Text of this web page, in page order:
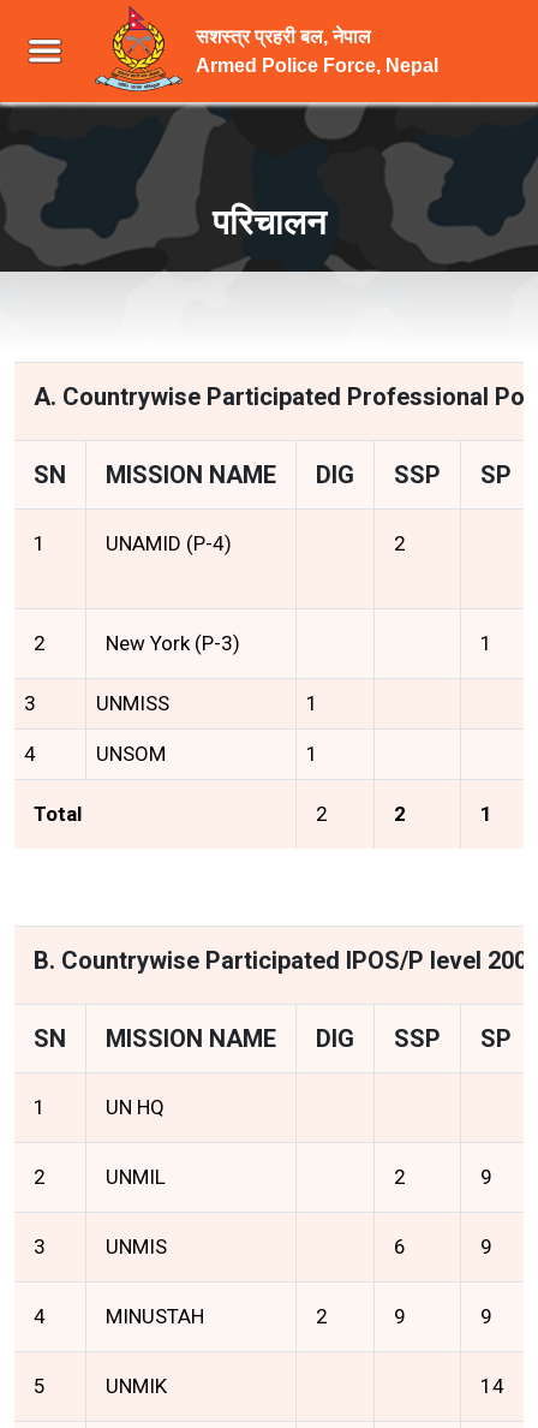
सशस्त्र प्रहरी बल, नेपाल
Armed Police Force, Nepal
परिचालन
A. Countrywise Participated Professional
SN MISSION NAME DIG SSP SP
1 UNAMID (P-4) 2
2 New York (P-3) 1
3 UNMISS 1
4 UNSOM 1
Total 2 2 1
B. Countrywise Participated IPOS/P level
SN MISSION NAME DIG SSP SP
1 UN HQ
2 UNMIL 2 9
3 UNMIS 6 9
4 MINUSTAH 2 9 9
5 UNMIK 14